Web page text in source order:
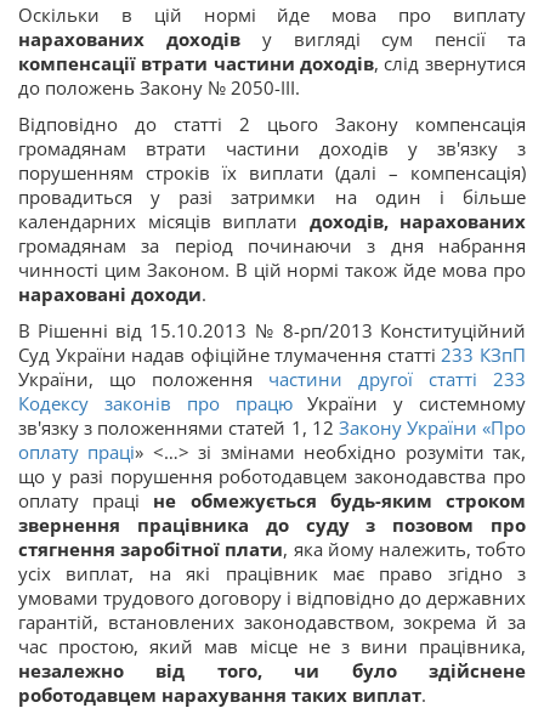
Оскільки в цій нормі йде мова про виплату
нарахованих доходів у вигляді сум пенсії та
компенсації втрати частини доходів, слід звернутися
до положень Закону № 2050-III.
Відповідно до статті 2 цього Закону компенсація
громадянам втрати частини доходів у зв'язку з
порушенням строків їх виплати (далі – компенсація)
провадиться у разі затримки на один і більше
календарних місяців виплати доходів, нарахованих
громадянам за період починаючи з дня набрання
чинності цим Законом. В цій нормі також йде мова про
нараховані доходи.
В Рішенні від 15.10.2013 № 8-рп/2013 Конституційний
Суд України надав офіційне тлумачення статті 233 КЗпП
України, що положення частини другої статті 233
Кодексу законів про працюУкраїни у системному
зв'язку з положеннями статей 1, 12 Закону України «Про
оплату праці» <…> зі змінами необхідно розуміти так,
що у разі порушення роботодавцем законодавства про
оплату праці не обмежується будь-яким строком
звернення працівника до суду з позовом про
стягнення заробітної плати, яка йому належить, тобто
усіх виплат, на які працівник має право згідно з
умовами трудового договору і відповідно до державних
гарантій, встановлених законодавством, зокрема й за
час простою, який мав місце не з вини працівника,
незалежно від того, чи було здійснене
роботодавцем нарахування таких виплат.